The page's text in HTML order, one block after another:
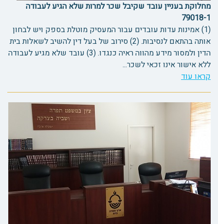
מחלוקת בעניין עובד שקיבל שכר למרות שלא הגיע לעבודה
79018-1
(1) אמינות עדות עובדים עבור המעסיק מוטלת בספק ויש לבחון
אותה בהתאם לנסיבות. (2) סירוב של בעל דין להשיב לשאלות בית
הדין ולמסור מידע מהווה ראיה כנגדו. (3) עובד שלא מגיע לעבודה
ללא אישור אינו זכאי לשכר...
קראו עוד